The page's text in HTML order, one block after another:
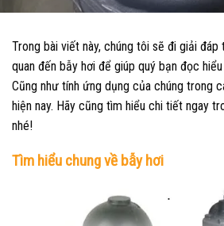
Trong bài viết này, chúng tôi sẽ đi giải
quan đến bẫy hơi để giúp quý bạn đọc
Cũng như tính ứng dụng của chúng trong
hiện nay. Hãy cũng tìm hiểu chi tiết ngay
nhé!
Tìm hiểu chung về bẫy hơi